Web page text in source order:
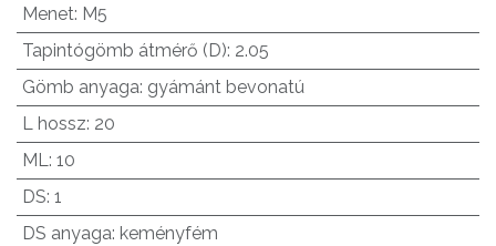
Menet: M5
Tapintógömb átmérő (D): 2.05
Gömb anyaga: gyámánt bevonatú
L hossz: 20
ML: 10
DS: 1
DS anyaga: keményfém